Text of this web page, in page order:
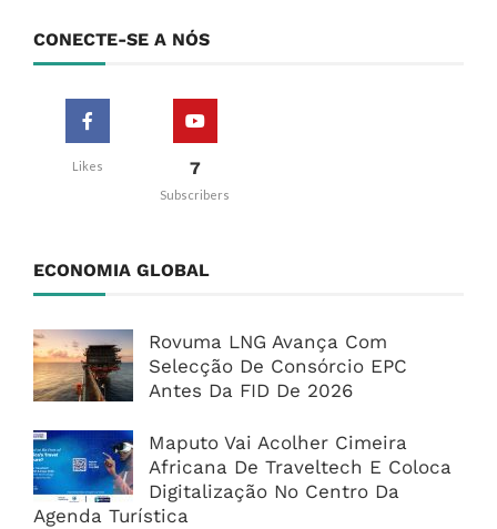
CONECTE-SE A NÓS
Likes 7
Subscribers
ECONOMIA GLOBAL
Rovuma LNG Avança Com
Selecção De Consórcio EPC
Antes Da FID De 2026
Maputo Vai Acolher Cimeira
Africana De Traveltech E Coloca
Digitalização No Centro Da
Agenda Turística